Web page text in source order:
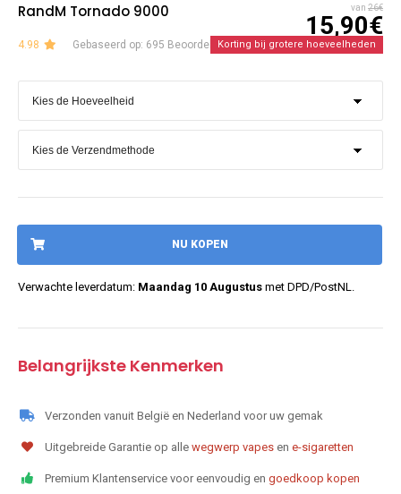
RandM Tornado 9000 van 26€
15,90€
4.98 Gebaseerd op: 695 BeoordelingenKorting bij grotere hoeveelheden
NU KOPEN
Verwachte leverdatum: Maandag 10 Augustus met DPD/PostNL.
Belangrijkste Kenmerken
Verzonden vanuit België en Nederland voor uw gemak
Uitgebreide Garantie op alle wegwerp vapes en e-sigaretten
Premium Klantenservice voor eenvoudig en goedkoop kopen